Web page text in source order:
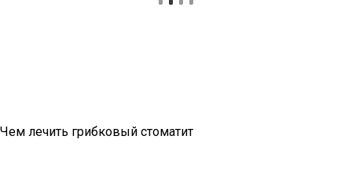
Чем лечить грибковый стоматит